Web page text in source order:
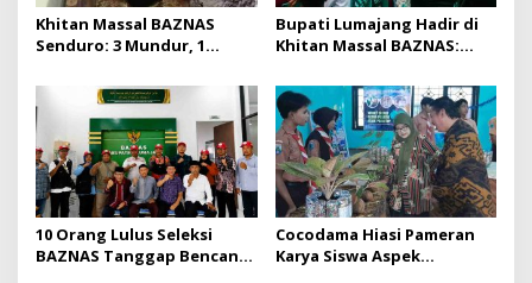
Khitan Massal BAZNAS
Senduro: 3 Mundur, 1
Bupati Lumajang Hadir di
Khitan Massal BAZNAS:
10 Orang Lulus Seleksi
BAZNAS Tanggap Bencana
Cocodama Hiasi Pameran
Karya Siswa Aspek